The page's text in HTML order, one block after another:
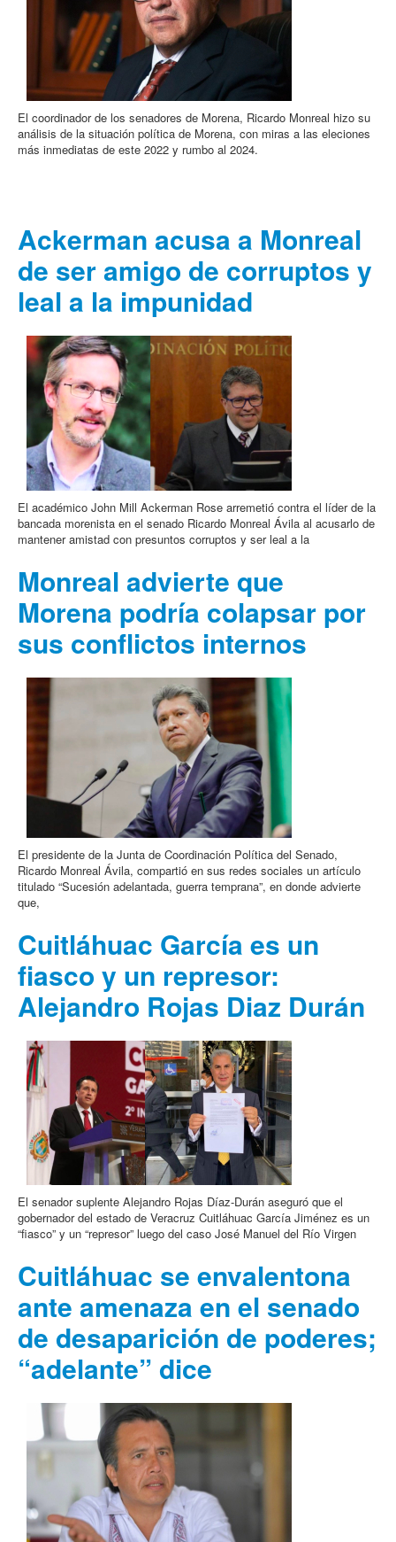
El coordinador de los senadores de Morena, Ricardo Monreal hizo su
análisis de la situación política de Morena, con miras a las eleciones
más inmediatas de este 2022 y rumbo al 2024.
Ackerman acusa a Monreal
de ser amigo de corruptos y
leal a la impunidad
El académico John Mill Ackerman Rose arremetió contra el líder de la
bancada morenista en el senado Ricardo Monreal Ávila al acusarlo de
mantener amistad con presuntos corruptos y ser leal a la
Monreal advierte que
Morena podría colapsar por
sus conflictos internos
El presidente de la Junta de Coordinación Política del Senado,
Ricardo Monreal Ávila, compartió en sus redes sociales un artículo
titulado “Sucesión adelantada, guerra temprana”, en donde advierte
que,
Cuitláhuac García es un
fiasco y un represor:
Alejandro Rojas Diaz Durán
El senador suplente Alejandro Rojas Díaz-Durán aseguró que el
gobernador del estado de Veracruz Cuitláhuac García Jiménez es un
“fiasco” y un “represor” luego del caso José Manuel del Río Virgen
Cuitláhuac se envalentona
ante amenaza en el senado
de desaparición de poderes;
“adelante” dice